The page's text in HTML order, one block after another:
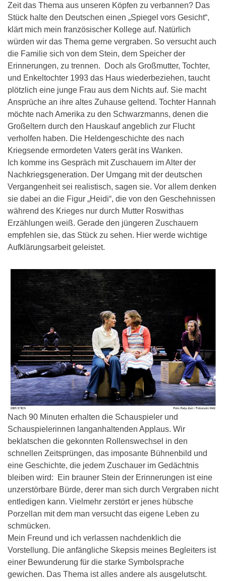
Zeit das Thema aus unseren Köpfen zu verbannen? Das
Stück halte den Deutschen einen „Spiegel vors Gesicht“,
klärt mich mein französischer Kollege auf. Natürlich
würden wir das Thema gerne vergraben. So versucht auch
die Familie sich von dem Stein, dem Speicher der
Erinnerungen, zu trennen. Doch als Großmutter, Tochter,
und Enkeltochter 1993 das Haus wiederbeziehen, taucht
plötzlich eine junge Frau aus dem Nichts auf. Sie macht
Ansprüche an ihre altes Zuhause geltend. Tochter Hannah
möchte nach Amerika zu den Schwarzmanns, denen die
Großeltern durch den Hauskauf angeblich zur Flucht
verholfen haben. Die Heldengeschichte des nach
Kriegsende ermordeten Vaters gerät ins Wanken.
Ich komme ins Gespräch mit Zuschauern im Alter der
Nachkriegsgeneration. Der Umgang mit der deutschen
Vergangenheit sei realistisch, sagen sie. Vor allem denken
sie dabei an die Figur „Heidi“, die von den Geschehnissen
während des Krieges nur durch Mutter Roswithas
Erzählungen weiß. Gerade den jüngeren Zuschauern
empfehlen sie, das Stück zu sehen. Hier werde wichtige
Aufklärungsarbeit geleistet.
Nach 90 Minuten erhalten die Schauspieler und
Schauspielerinnen langanhaltenden Applaus. Wir
beklatschen die gekonnten Rollenswechsel in den
schnellen Zeitsprüngen, das imposante Bühnenbild und
eine Geschichte, die jedem Zuschauer im Gedächtnis
bleiben wird: Ein brauner Stein der Erinnerungen ist eine
unzerstörbare Bürde, derer man sich durch Vergraben nicht
entledigen kann. Vielmehr zerstört er jenes hübsche
Porzellan mit dem man versucht das eigene Leben zu
schmücken.
Mein Freund und ich verlassen nachdenklich die
Vorstellung. Die anfängliche Skepsis meines Begleiters ist
einer Bewunderung für die starke Symbolsprache
gewichen. Das Thema ist alles andere als ausgelutscht.